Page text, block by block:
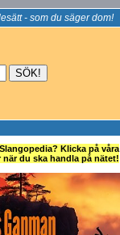
- som du säger dom!
Klicka på våra
när du ska handla på nätet!